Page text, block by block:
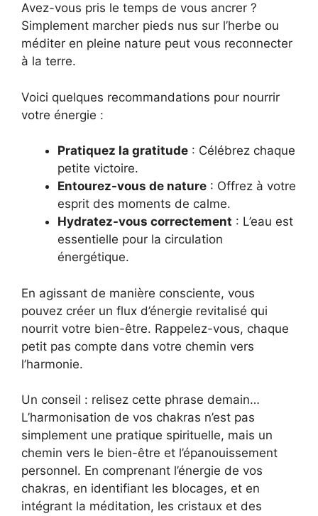
Avez-vous pris le temps de vous ancrer ?
Simplement marcher pieds nus sur l’herbe ou
méditer en pleine nature peut vous reconnecter
à la terre.
Voici quelques recommandations pour nourrir
votre énergie :
Pratiquez la gratitude : Célébrez chaque
petite victoire.
Entourez-vous de nature : Offrez à votre
esprit des moments de calme.
Hydratez-vous correctement : L’eau est
essentielle pour la circulation
énergétique.
En agissant de manière consciente, vous
pouvez créer un flux d’énergie revitalisé qui
nourrit votre bien-être. Rappelez-vous, chaque
petit pas compte dans votre chemin vers
l’harmonie.
Un conseil : relisez cette phrase demain…
L’harmonisation de vos chakras n’est pas
simplement une pratique spirituelle, mais un
chemin vers le bien-être et l’épanouissement
personnel. En comprenant l’énergie de vos
chakras, en identifiant les blocages, et en
intégrant la méditation, les cristaux et des